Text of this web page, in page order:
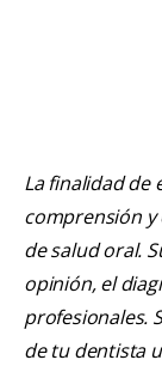
La finalidad de
comprensión y
de salud oral.
opinión, el
profesionales.
de tu dentista